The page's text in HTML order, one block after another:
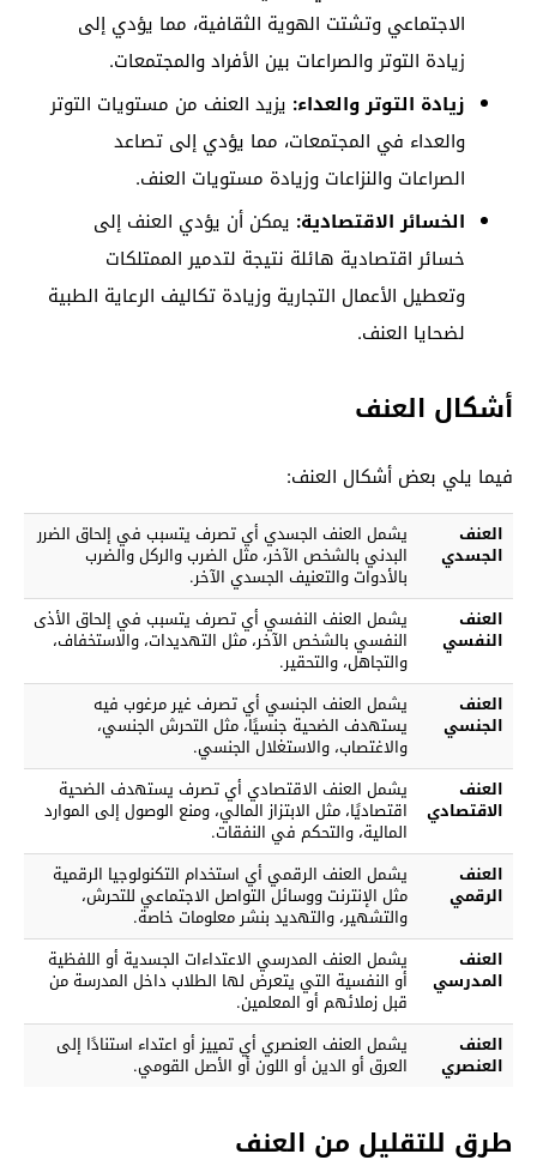
الاجتماعي وتشتت الهوية الثقافية، مما يؤدي إلى
زيادة التوتر والصراعات بين الأفراد والمجتمعات.
زيادة التوتر والعداء: يزيد العنف من مستويات التوتر
والعداء في المجتمعات، مما يؤدي إلى تصاعد
الصراعات والنزاعات وزيادة مستويات العنف.
الخسائر الاقتصادية: يمكن أن يؤدي العنف إلى
خسائر اقتصادية هائلة نتيجة لتدمير الممتلكات
وتعطيل الأعمال التجارية وزيادة تكاليف الرعاية الطبية
لضحايا العنف.
أشكال العنف
فيما يلي بعض أشكال العنف:
العنف
الجسدي
يشمل العنف الجسدي أي تصرف يتسبب في إلحاق الضرر
البدني بالشخص الآخر، مثل الضرب والركل والضرب
بالأدوات والتعنيف الجسدي الآخر.
العنف
النفسي
يشمل العنف النفسي أي تصرف يتسبب في إلحاق الأذى
النفسي بالشخص الآخر، مثل التهديدات، والاستخفاف،
والتجاهل، والتحقير.
العنف
الجنسي
يشمل العنف الجنسي أي تصرف غير مرغوب فيه
يستهدف الضحية جنسيًا، مثل التحرش الجنسي،
والاغتصاب، والاستغلال الجنسي.
العنف
الاقتصادي
يشمل العنف الاقتصادي أي تصرف يستهدف الضحية
اقتصاديًا، مثل الابتزاز المالي، ومنع الوصول إلى الموارد
المالية، والتحكم في النفقات.
العنف
الرقمي
يشمل العنف الرقمي أي استخدام التكنولوجيا الرقمية
مثل الإنترنت ووسائل التواصل الاجتماعي للتحرش،
والتشهير، والتهديد بنشر معلومات خاصة.
العنف
المدرسي
يشمل العنف المدرسي الاعتداءات الجسدية أو اللفظية
أو النفسية التي يتعرض لها الطلاب داخل المدرسة من
قبل زملائهم أو المعلمين.
العنف
العنصري
يشمل العنف العنصري أي تمييز أو اعتداء استنادًا إلى
العرق أو الدين أو اللون أو الأصل القومي.
طرق للتقليل من العنف